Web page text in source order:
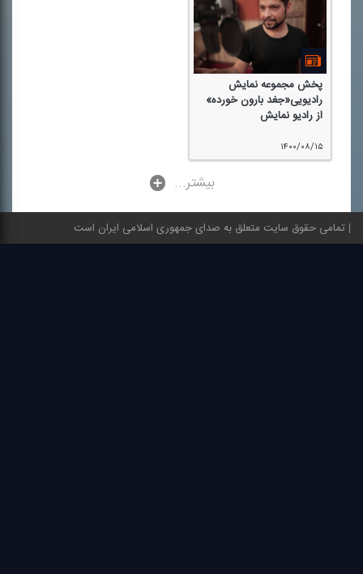
پخش مجموعه نمایش
رادیویی«جغد بارون خورده»
از رادیو نمایش
۱۴۰۰/۰۸/۱۵
...بیشتر
تمامی حقوق سایت متعلق به صدای جمهوری اسلامی ایران است